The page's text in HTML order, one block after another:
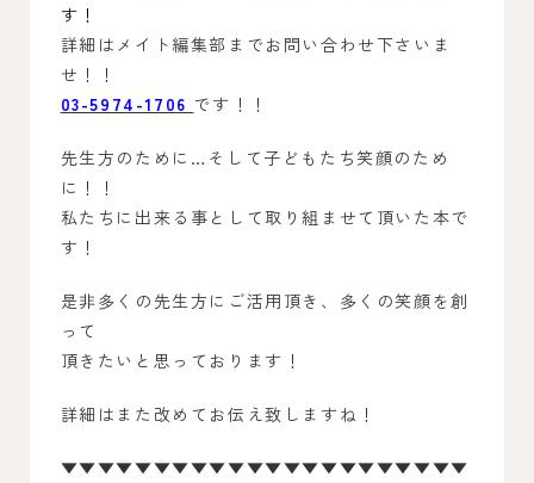
す！
詳細はメイト編集部までお問い合わせ下さいま
せ！！
03-5974-1706 です！！
先生方のために…そして子どもたち笑顔のため
に！！
私たちに出来る事として取り組ませて頂いた本で
す！
是非多くの先生方にご活用頂き、多くの笑顔を創
って
頂きたいと思っております！
詳細はまた改めてお伝え致しますね！
▼▼▼▼▼▼▼▼▼▼▼▼▼▼▼▼▼▼▼▼▼▼